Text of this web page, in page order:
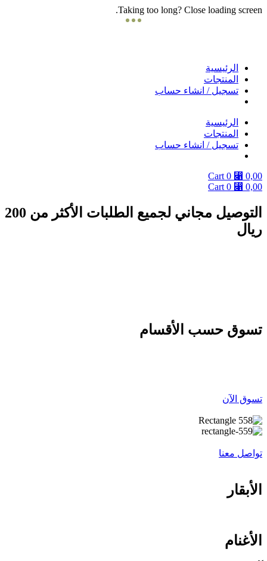
Taking too long? Close loading screen.
content الرئيسية
المنتجات
تسجيل / انشاء حساب
الرئيسية
المنتجات
تسجيل / انشاء حساب
⃁ 0,00
0
Cart
⃁ 0,00
0
Cart
التوصيل مجاني لجميع الطلبات الأكثر من 200
ريال
تسوق حسب الأقسام
تسوق الآن
تواصل معنا
الأبقار
الأغنام